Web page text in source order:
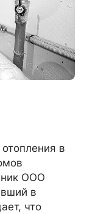
в
ООО
в
что